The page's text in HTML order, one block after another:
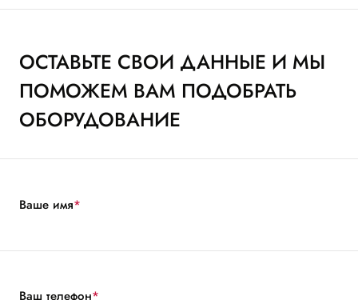
ОСТАВЬТЕ СВОИ ДАННЫЕ И МЫ
ПОМОЖЕМ ВАМ ПОДОБРАТЬ
ОБОРУДОВАНИЕ
Ваше имя*
Ваш телефон*